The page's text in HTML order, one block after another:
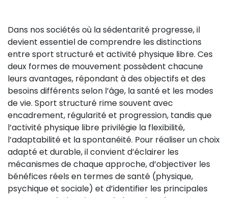
Dans nos sociétés où la sédentarité progresse, il
devient essentiel de comprendre les distinctions
entre sport structuré et activité physique libre. Ces
deux formes de mouvement possèdent chacune
leurs avantages, répondant à des objectifs et des
besoins différents selon l’âge, la santé et les modes
de vie. Sport structuré rime souvent avec
encadrement, régularité et progression, tandis que
l’activité physique libre privilégie la flexibilité,
l’adaptabilité et la spontanéité. Pour réaliser un choix
adapté et durable, il convient d’éclairer les
mécanismes de chaque approche, d’objectiver les
bénéfices réels en termes de santé (physique,
psychique et sociale) et d’identifier les principales